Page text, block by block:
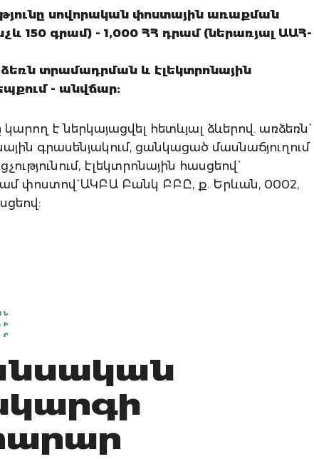
սովորական փոստային առաքման
150 գրամ) - 1,000 ՀՀ դրամ (ներառյալ ԱԱՀ-
տրամադրման և էլեկտրոնային
- անվճար:
է ներկայացվել հետևյալ ձևերով. առձեռն`
գրասենյակում, ցանկացած մասնաճյուղում
էլեկտրոնային հասցեով`
փոստով` ԱԿԲԱ Բանկ ԲԲԸ, ք. Երևան, 0002,